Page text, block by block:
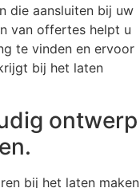
die aansluiten bij uw
van offertes helpt u
te vinden en ervoor
bij het laten
ontwerp
bij het laten maken